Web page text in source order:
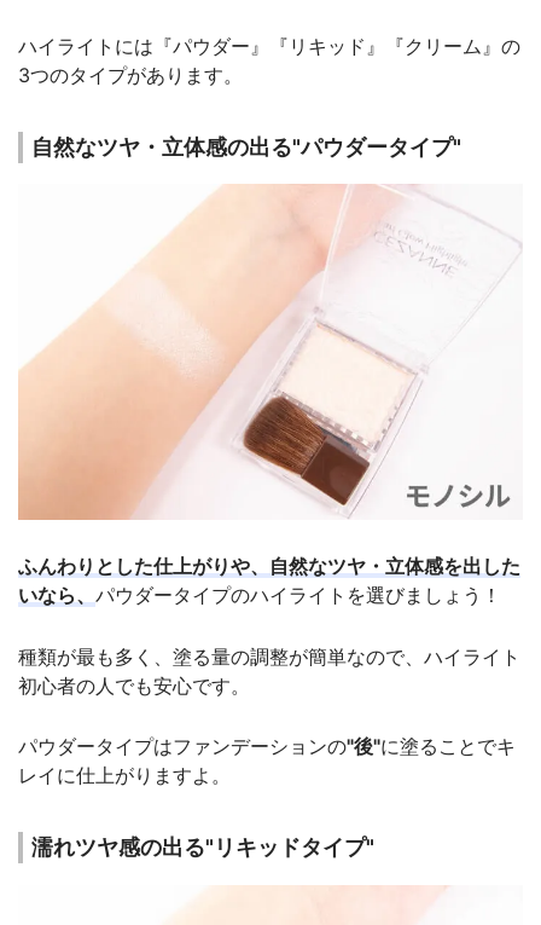
ハイライトには『パウダー』『リキッド』『クリーム』の
3つのタイプがあります。
自然なツヤ・立体感の出る"パウダータイプ"
ふんわりとした仕上がりや、自然なツヤ・立体感を出した
いなら、 パウダータイプのハイライトを選びましょう！
種類が最も多く、塗る量の調整が簡単なので、ハイライト
初心者の人でも安心です。
パウダータイプはファンデーションの"後"に塗ることでキ
レイに仕上がりますよ。
濡れツヤ感の出る"リキッドタイプ"